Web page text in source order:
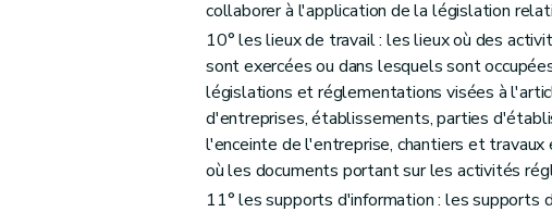
Art. 48
Chapitre VIII
Sanctions autres que les dispositions pénales et
Chapitre IX (Amendes administratives et mesures
Section 1 Règles applicables à la poursuite
Sous-section 1 Détermination des poursuites
Art. 50
collaborer à l'application de la législation
10° les lieux de travail : les lieux où des
sont exercées ou dans lesquels sont
législations et réglementations visées à
d'entreprises, établissements, parties
l'enceinte de l'entreprise, chantiers et
où les documents portant sur les activités
11° les supports d'information : les supports